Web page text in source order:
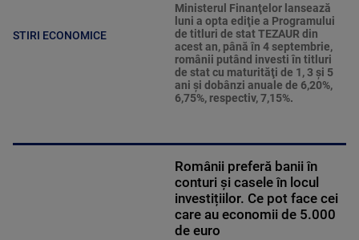
STIRI ECONOMICE
Ministerul Finanţelor lansează
luni a opta ediţie a Programului
de titluri de stat TEZAUR din
acest an, până în 4 septembrie,
românii putând investi în titluri
de stat cu maturităţi de 1, 3 şi 5
ani şi dobânzi anuale de 6,20%,
6,75%, respectiv, 7,15%.
Românii preferă banii în
conturi și casele în locul
investițiilor. Ce pot face cei
care au economii de 5.000
de euro